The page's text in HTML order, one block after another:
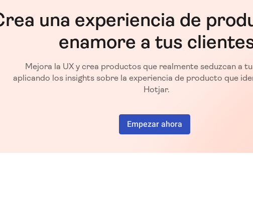
una experiencia de
enamore a tus
Mejora la UX y crea productos que realmente seduzcan a
aplicando los insights sobre la experiencia de producto que
Hotjar.
Empezar ahora